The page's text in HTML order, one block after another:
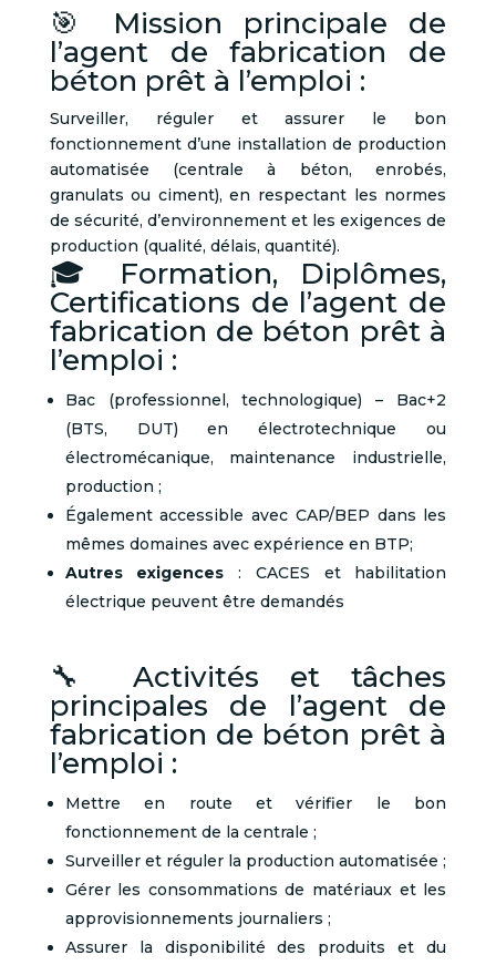
🎯 Mission principale de
l’agent de fabrication de
béton prêt à l’emploi :
Surveiller, réguler et assurer le bon
fonctionnement d’une installation de production
automatisée (centrale à béton, enrobés,
granulats ou ciment), en respectant les normes
de sécurité, d’environnement et les exigences de
production (qualité, délais, quantité).
🎓 Formation, Diplômes,
Certifications de l’agent de
fabrication de béton prêt à
l’emploi :
Bac (professionnel, technologique) – Bac+2
(BTS, DUT) en électrotechnique ou
électromécanique, maintenance industrielle,
production ;
Également accessible avec CAP/BEP dans les
mêmes domaines avec expérience en BTP;
Autres exigences : CACES et habilitation
électrique peuvent être demandés
🔧 Activités et tâches
principales de l’agent de
fabrication de béton prêt à
l’emploi :
Mettre en route et vérifier le bon
fonctionnement de la centrale ;
Surveiller et réguler la production automatisée ;
Gérer les consommations de matériaux et les
approvisionnements journaliers ;
Assurer la disponibilité des produits et du